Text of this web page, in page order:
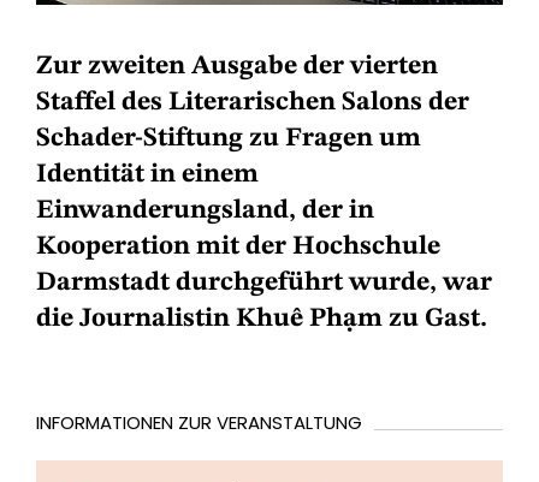
Zur zweiten Ausgabe der vierten
Staffel des Literarischen Salons der
Schader-Stiftung zu Fragen um
Identität in einem
Einwanderungsland, der in
Kooperation mit der Hochschule
Darmstadt durchgeführt wurde, war
die Journalistin Khuê Phạm zu Gast.
INFORMATIONEN ZUR VERANSTALTUNG